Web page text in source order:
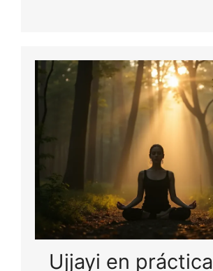
Ujjayi en práctica